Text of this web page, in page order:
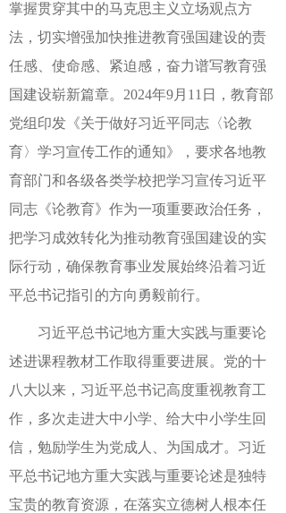
掌握贯穿其中的马克思主义立场观点方
法，切实增强加快推进教育强国建设的责
任感、使命感、紧迫感，奋力谱写教育强
国建设崭新篇章。2024年9月11日，教育部
党组印发《关于做好习近平同志〈论教
育〉学习宣传工作的通知》，要求各地教
育部门和各级各类学校把学习宣传习近平
同志《论教育》作为一项重要政治任务，
把学习成效转化为推动教育强国建设的实
际行动，确保教育事业发展始终沿着习近
平总书记指引的方向勇毅前行。
习近平总书记地方重大实践与重要论
述进课程教材工作取得重要进展。党的十
八大以来，习近平总书记高度重视教育工
作，多次走进大中小学、给大中小学生回
信，勉励学生为党成人、为国成才。习近
平总书记地方重大实践与重要论述是独特
宝贵的教育资源，在落实立德树人根本任